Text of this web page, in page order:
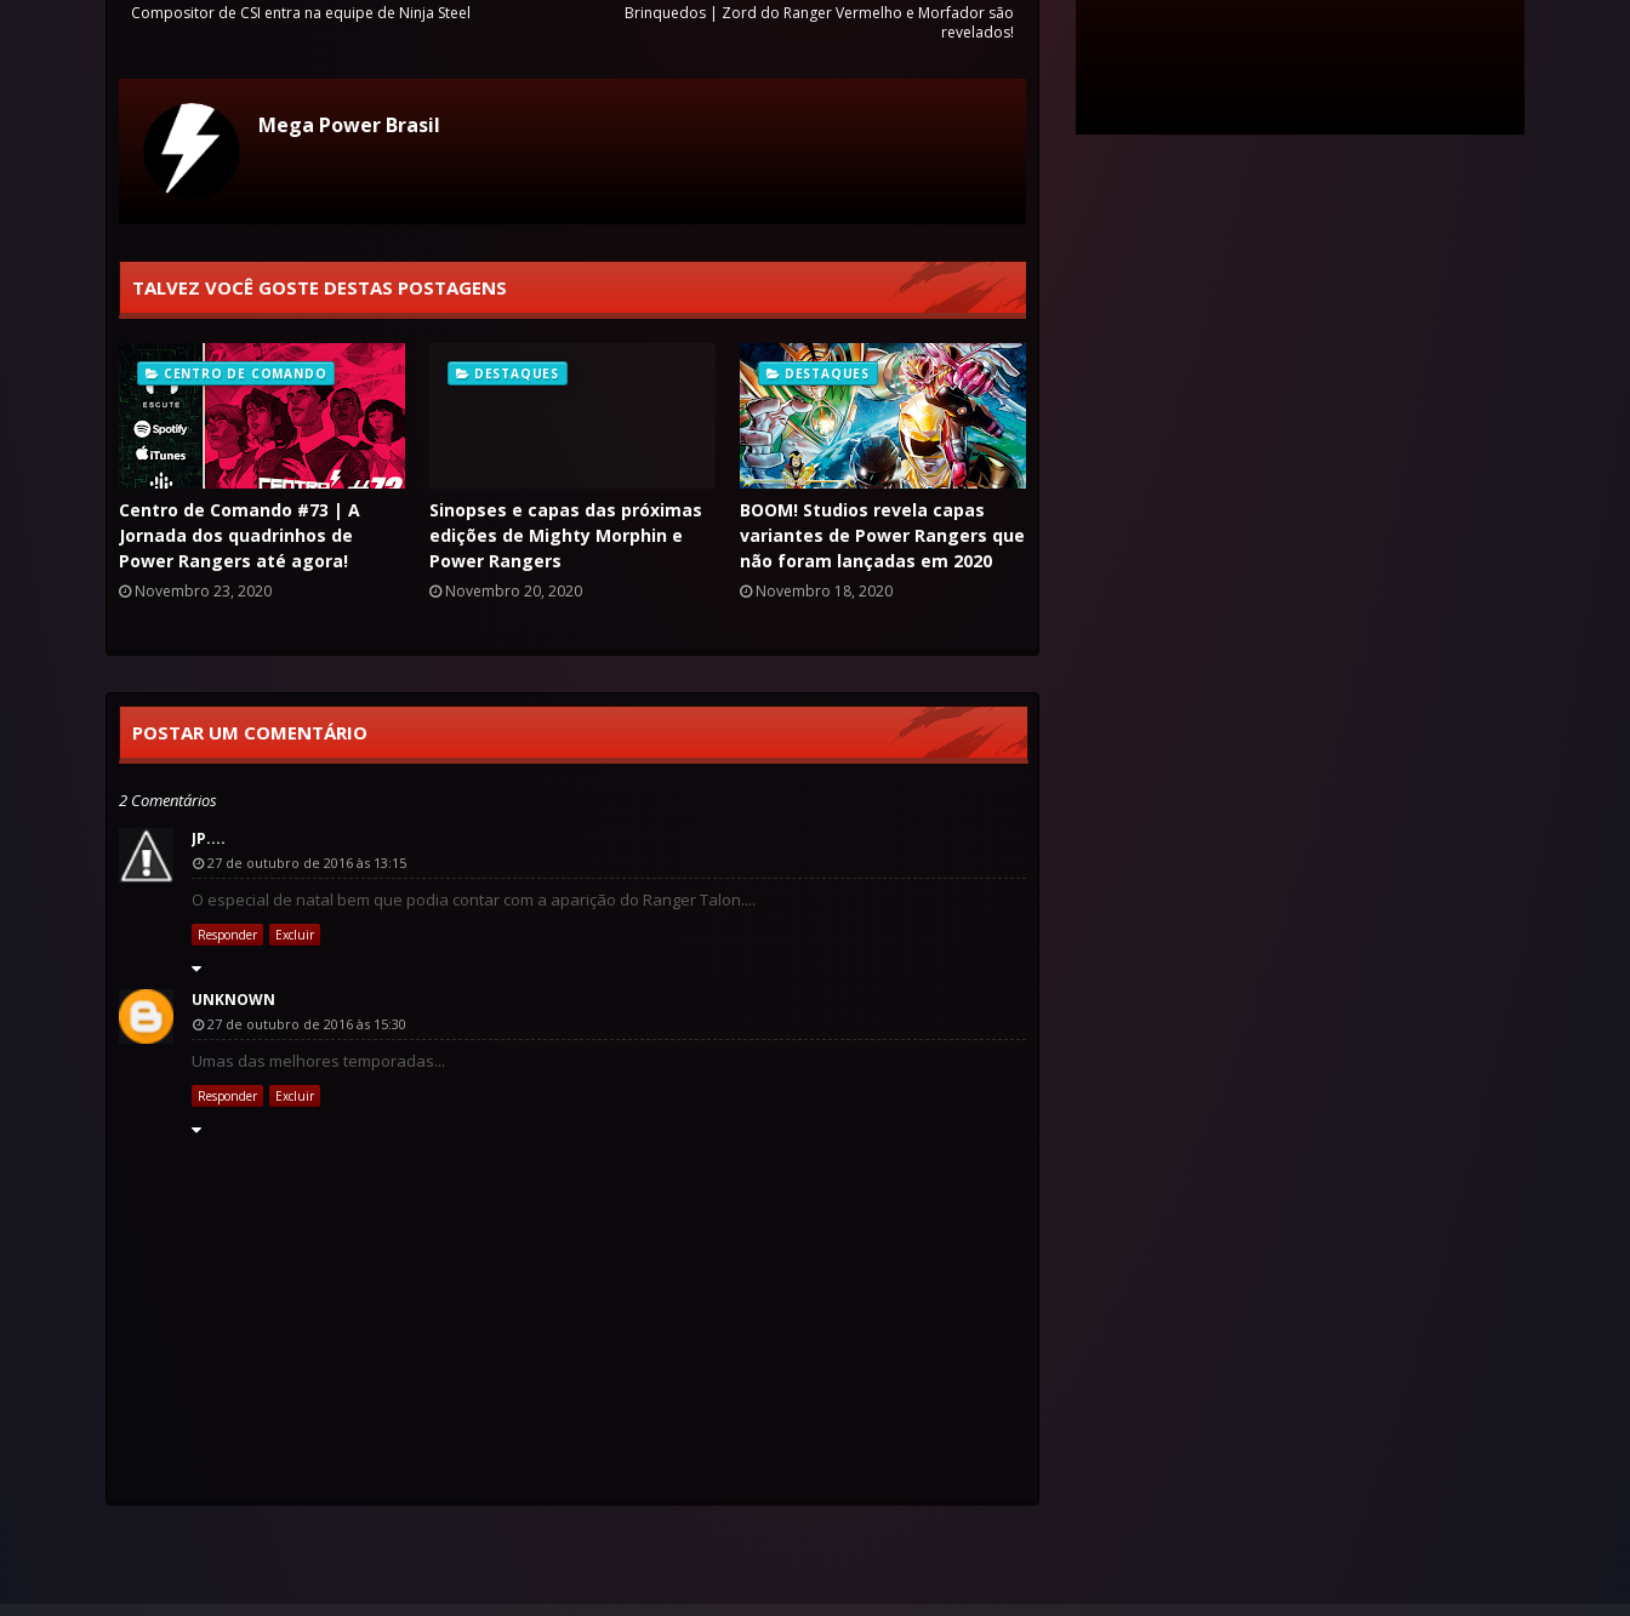
Brinquedos | Zord do Ranger Vermelho e Morfador são
revelados!
Compositor de CSI entra na equipe de Ninja Steel
Mega Power Brasil
TALVEZ VOCÊ GOSTE DESTAS POSTAGENS
CENTRO DE COMANDO
Centro de Comando #73 | A
Jornada dos quadrinhos de
Power Rangers até agora!
Novembro 23, 2020
DESTAQUES
Sinopses e capas das próximas
edições de Mighty Morphin e
Power Rangers
Novembro 20, 2020
DESTAQUES
BOOM! Studios revela capas
variantes de Power Rangers que
não foram lançadas em 2020
Novembro 18, 2020
POSTAR UM COMENTÁRIO
2 Comentários
JP....
27 de outubro de 2016 às 13:15
O especial de natal bem que podia contar com a aparição do Ranger Talon....
Responder Excluir
UNKNOWN
27 de outubro de 2016 às 15:30
Umas das melhores temporadas...
Responder Excluir